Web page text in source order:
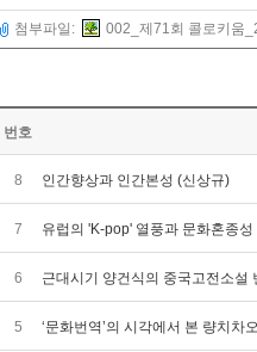
첨부파일: 002_제71회 콜로키움
번호
8 인간향상과 인간본성 (신상규)
7 유럽의 'K-pop' 열풍과 문화혼종
6 근대시기 양건식의 중국고전소설
5 ‘문화번역’의 시각에서 본 량치차